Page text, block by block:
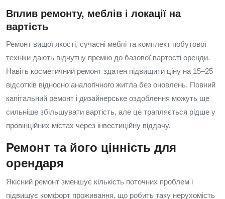
Вплив ремонту, меблів і локації на
вартість
Ремонт вищої якості, сучасні меблі та комплект побутової
техніки дають відчутну премію до базової вартості оренди.
Навіть косметичний ремонт здатен підвищити ціну на 15–25
відсотків відносно аналогічного житла без оновлень. Повний
капітальний ремонт і дизайнерське оздоблення можуть ще
сильніше збільшувати вартість, але це трапляється рідше у
провінційних містах через інвестиційну віддачу.
Ремонт та його цінність для
орендаря
Якісний ремонт зменшує кількість поточних проблем і
підвищує комфорт проживання, що робить таку нерухомість